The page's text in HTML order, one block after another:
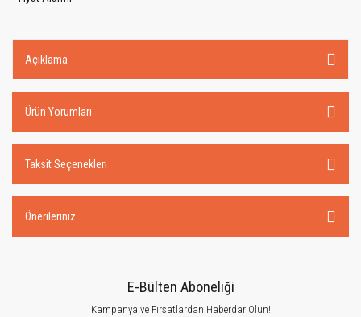
Açıklama
Ürün Yorumları
Taksit Seçenekleri
Önerileriniz
E-Bülten Aboneliği
Kampanya ve Fırsatlardan Haberdar Olun!